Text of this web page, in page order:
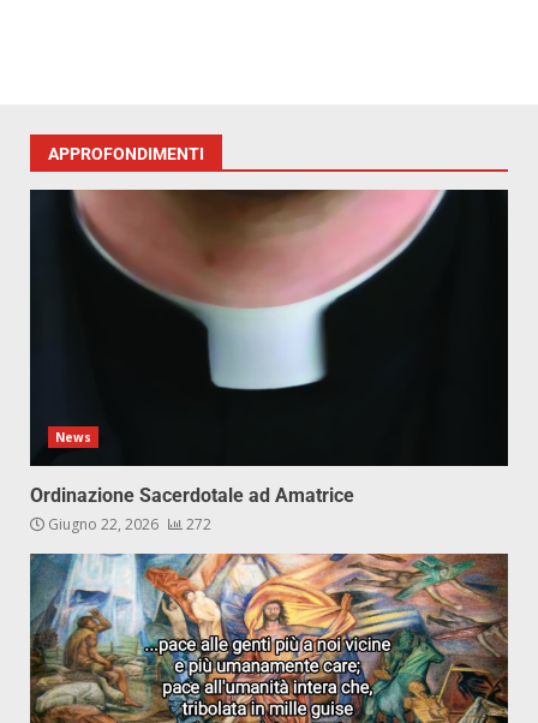
APPROFONDIMENTI
News
Ordinazione Sacerdotale ad Amatrice
Giugno 22, 2026 272